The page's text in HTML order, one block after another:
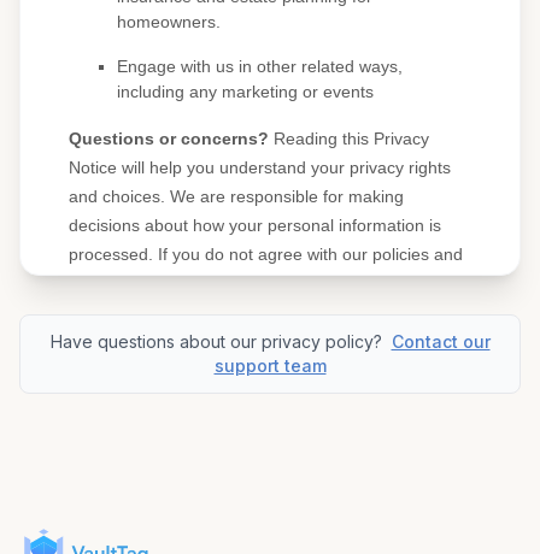
Have questions about our privacy policy? Contact our
support team